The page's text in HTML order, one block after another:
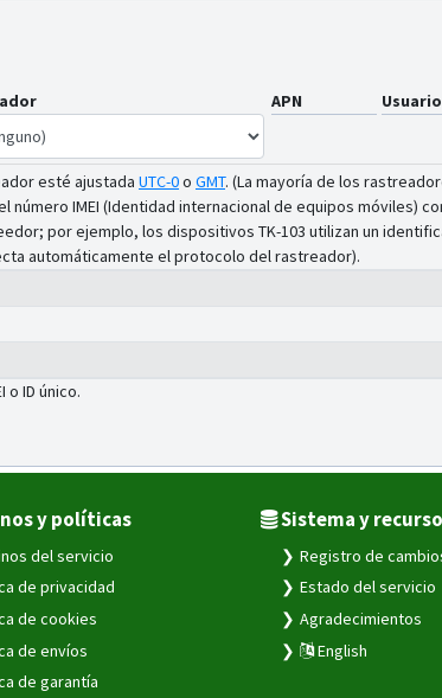
APN Usuario
esté ajustada UTC-0o GMT. (La mayoría de los
número IMEI (Identidad internacional de equipos móviles)
por ejemplo, los dispositivos TK-103 utilizan un
automáticamente el protocolo del rastreador).
o ID único.
y políticas
del servicio
de privacidad
de cookies
de envíos
de garantía
Sistema y
Registro de
Estado del servicio
Agradecimientos
English